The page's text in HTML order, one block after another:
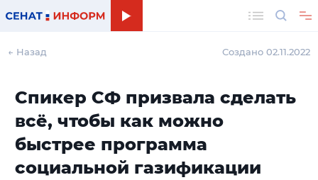
← Назад Создано 02.11.2022
Спикер СФ призвала сделать
всё, чтобы как можно
быстрее программа
социальной газификации